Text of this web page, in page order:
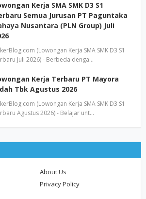
Kerja SMA SMK D3 S1
Semua Jurusan PT Paguntaka
Nusantara (PLN Group) Juli
(Lowongan Kerja SMA SMK D3 S1
Juli 2026) - Berbeda denga…
Kerja Terbaru PT Mayora
Tbk Agustus 2026
(Lowongan Kerja SMA SMK D3 S1
Agustus 2026) - Belajar unt…
About Us
Privacy Policy